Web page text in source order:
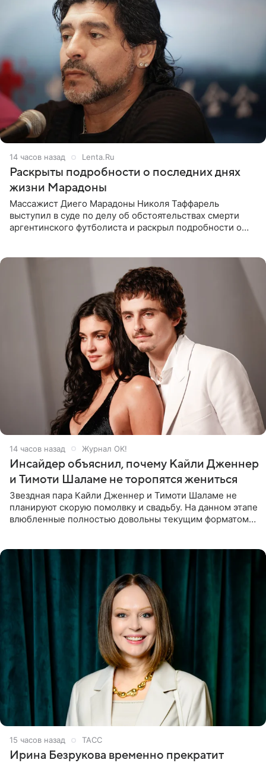
14 часов назад Lenta.Ru
Раскрыты подробности о последних днях
жизни Марадоны
Массажист Диего Марадоны Николя Таффарель
выступил в суде по делу об обстоятельствах смерти
аргентинского футболиста и раскрыл подробности о
14 часов назад Журнал OK!
Инсайдер объяснил, почему Кайли Дженнер
и Тимоти Шаламе не торопятся жениться
Звездная пара Кайли Дженнер и Тимоти Шаламе не
планируют скорую помолвку и свадьбу. На данном этапе
влюбленные полностью довольны текущим форматом
15 часов назад ТАСС
Ирина Безрукова временно прекратит